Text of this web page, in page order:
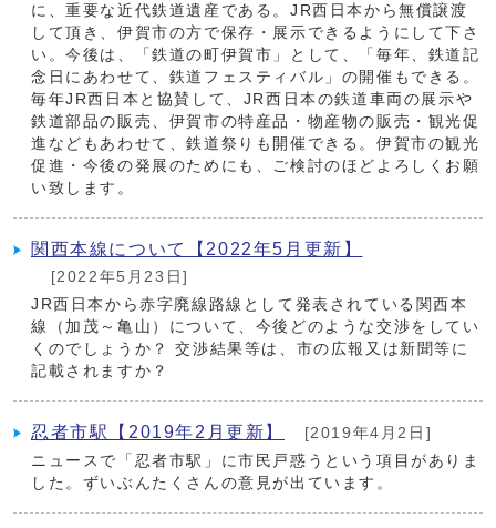
に、重要な近代鉄道遺産である。JR西日本から無償譲渡
して頂き、伊賀市の方で保存・展示できるようにして下さ
い。今後は、「鉄道の町伊賀市」として、「毎年、鉄道記
念日にあわせて、鉄道フェスティバル」の開催もできる。
毎年JR西日本と協賛して、JR西日本の鉄道車両の展示や
鉄道部品の販売、伊賀市の特産品・物産物の販売・観光促
進などもあわせて、鉄道祭りも開催できる。伊賀市の観光
促進・今後の発展のためにも、ご検討のほどよろしくお願
い致します。
関西本線について【2022年5月更新】
[2022年5月23日]
JR西日本から赤字廃線路線として発表されている関西本
線（加茂～亀山）について、今後どのような交渉をしてい
くのでしょうか？ 交渉結果等は、市の広報又は新聞等に
記載されますか？
忍者市駅【2019年2月更新】
[2019年4月2日]
ニュースで「忍者市駅」に市民戸惑うという項目がありま
した。ずいぶんたくさんの意見が出ています。